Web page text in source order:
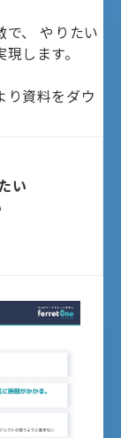
で、 やりたい
します。
り資料をダウ
い